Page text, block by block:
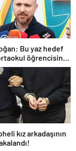
Bu yaz hedef
öğrencisini
ağırlamak
kız arkadaşının